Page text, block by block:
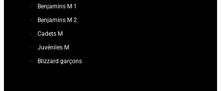
Benjamins M 1
Benjamins M 2
Cadets M
Juvéniles M
Blizzard garçons